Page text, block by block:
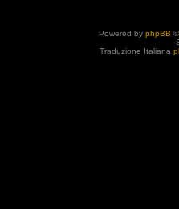
Powered by phpBB
Traduzione Italiana